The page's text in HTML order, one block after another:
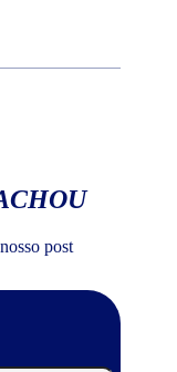
post